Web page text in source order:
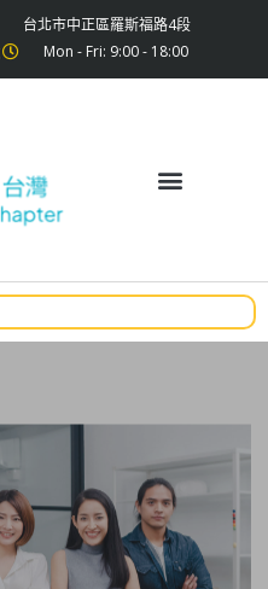
台北市中正區羅斯福路4段
Mon - Fri: 9:00 - 18:00